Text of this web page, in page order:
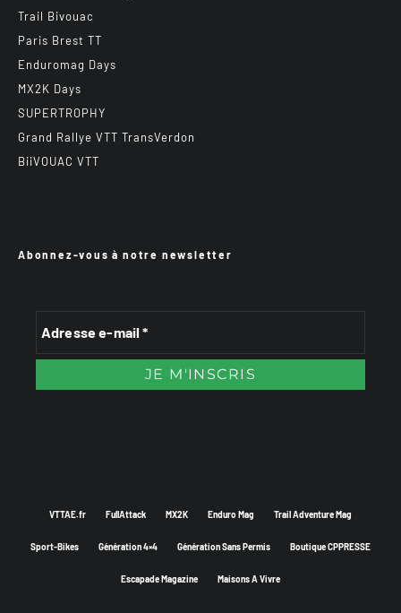
Trail Bivouac
Paris Brest TT
Enduromag Days
MX2K Days
SUPERTROPHY
Grand Rallye VTT TransVerdon
BiiVOUAC VTT
Abonnez-vous à notre newsletter
VTTAE.fr FullAttack MX2K Enduro Mag Trail Adventure Mag
Sport-Bikes Génération 4×4 Génération Sans Permis Boutique CPPRESSE
Escapade Magazine Maisons A Vivre